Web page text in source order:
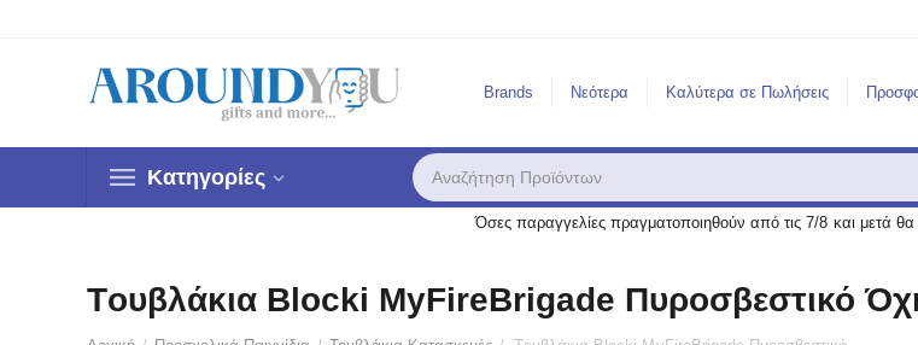
Brands Νεότερα Καλύτερα σε Πωλήσεις
Κατηγορίες
Όσες παραγγελίες πραγματοποιηθούν από τις 7/8 και μετά
Tουβλάκια Blocki MyFireBrigade Πυροσβεστικό